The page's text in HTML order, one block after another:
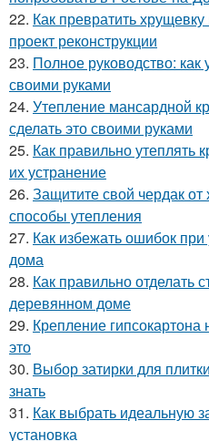
22. Как превратить
проект реконструкции
23. Полное руководство:
своими руками
24. Утепление мансардной
сделать это своими руками
25. Как правильно
их устранение
26. Защитите свой чердак
способы утепления
27. Как избежать ошибок
дома
28. Как правильно отделать
деревянном доме
29. Крепление
это
30. Выбор затирки для
знать
31. Как выбрать идеальную
установка